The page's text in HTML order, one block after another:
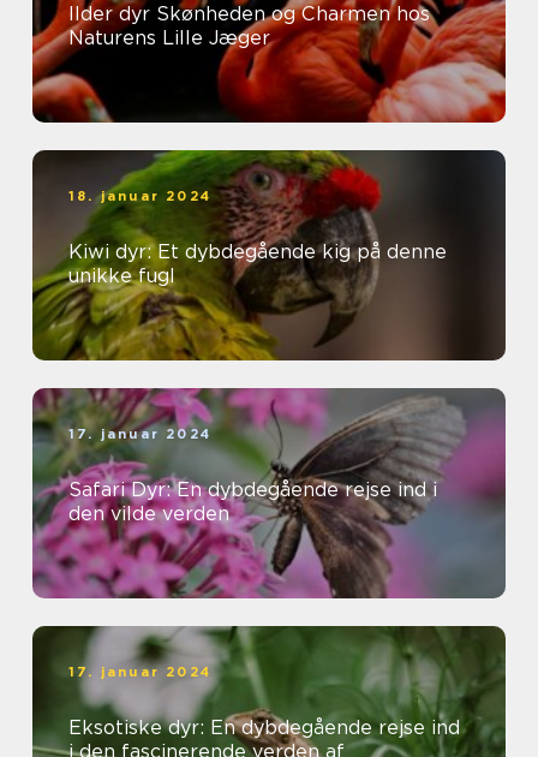
Ilder dyr Skønheden og Charmen hos
Naturens Lille Jæger
18. januar 2024
Kiwi dyr: Et dybdegående kig på denne
unikke fugl
17. januar 2024
Safari Dyr: En dybdegående rejse ind i
den vilde verden
17. januar 2024
Eksotiske dyr: En dybdegående rejse ind
i den fascinerende verden af